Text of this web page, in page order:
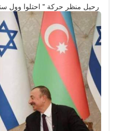
رحيل منظر حركة " احتلوا وول